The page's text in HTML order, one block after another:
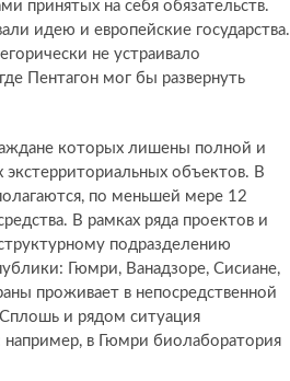
принятых на себя обязательств.
идею и европейские государства.
не устраивало
Пентагон мог бы развернуть
которых лишены полной и
объектов. В
по меньшей мере 12
В рамках ряда проектов и
подразделению
Гюмри, Ванадзоре, Сисиане,
проживает в непосредственной
и рядом ситуация
в Гюмри биолаборатория